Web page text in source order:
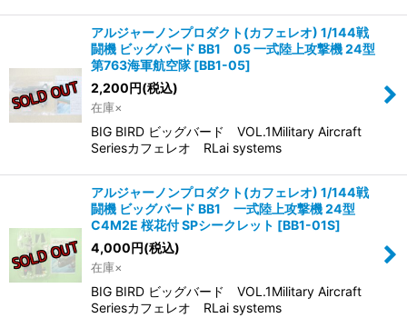
アルジャーノンプロダクト(カフェレオ) 1/144戦
闘機 ビッグバード BB1 05 一式陸上攻撃機 24型
第763海軍航空隊 [BB1-05]
2,200円(税込)
在庫×
BIG BIRD ビッグバード VOL.1Military Aircraft
Seriesカフェレオ RLai systems
アルジャーノンプロダクト(カフェレオ) 1/144戦
闘機 ビッグバード BB1 一式陸上攻撃機 24型
C4M2E 桜花付 SPシークレット [BB1-01S]
4,000円(税込)
在庫×
BIG BIRD ビッグバード VOL.1Military Aircraft
Seriesカフェレオ RLai systems